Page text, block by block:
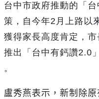
台中市政府推動的「
策，自今年2 月上路以
獲得家長高度肯定，市
推出「台中有鈣讚2.0
。
盧秀燕表示，新制除